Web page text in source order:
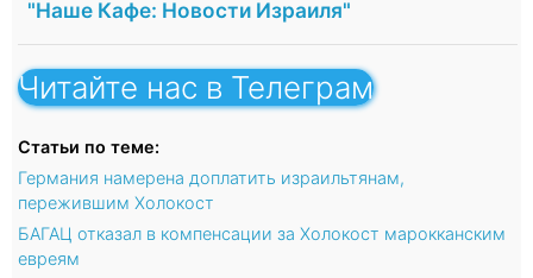
"Наше Кафе: Новости Израиля"
Читайте нас в Телеграм
Статьи по теме:
Германия намерена доплатить израильтянам,
пережившим Холокост
БАГАЦ отказал в компенсации за Холокост марокканским
евреям